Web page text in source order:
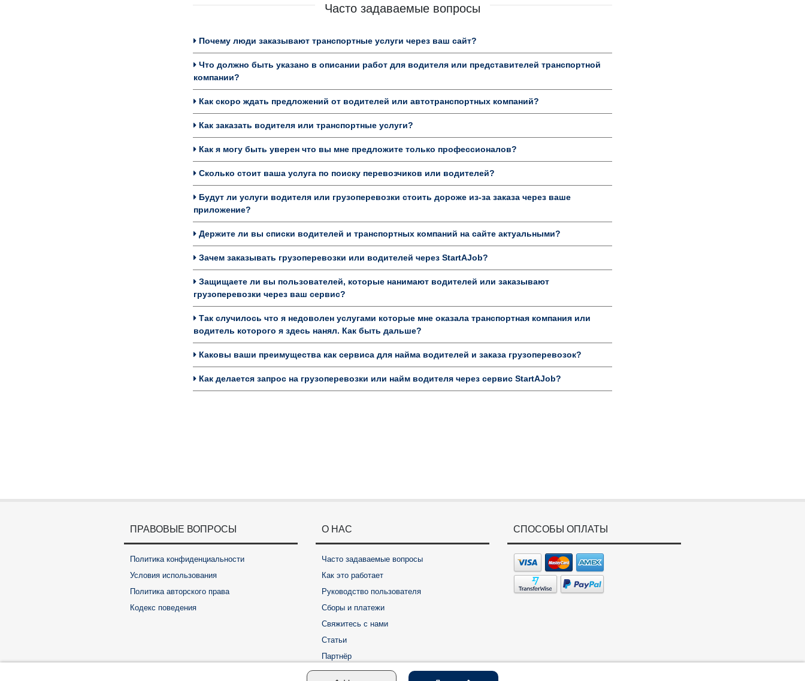
Часто задаваемые вопросы
Почему люди заказывают транспортные услуги через ваш сайт?
Что должно быть указано в описании работ для водителя или представителей транспортной
компании?
Как скоро ждать предложений от водителей или автотранспортных компаний?
Как заказать водителя или транспортные услуги?
Как я могу быть уверен что вы мне предложите только профессионалов?
Сколько стоит ваша услуга по поиску перевозчиков или водителей?
Будут ли услуги водителя или грузоперевозки стоить дороже из-за заказа через ваше
приложение?
Держите ли вы списки водителей и транспортных компаний на сайте актуальными?
Зачем заказывать грузоперевозки или водителей через StartAJob?
Защищаете ли вы пользователей, которые нанимают водителей или заказывают
грузоперевозки через ваш сервис?
Так случилось что я недоволен услугами которые мне оказала транспортная компания или
водитель которого я здесь нанял. Как быть дальше?
Каковы ваши преимущества как сервиса для найма водителей и заказа грузоперевозок?
Как делается запрос на грузоперевозки или найм водителя через сервис StartAJob?
ПРАВОВЫЕ ВОПРОСЫ
Политика конфиденциальности
Условия использования
Политика авторского права
Кодекс поведения
О НАС
Часто задаваемые вопросы
Как это работает
Руководство пользователя
Сборы и платежи
Свяжитесь с нами
Статьи
Партнёр
СПОСОБЫ ОПЛАТЫ